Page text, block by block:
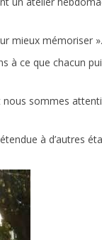
mieux mémoriser ».
à ce que chacun
sommes
à d’autres